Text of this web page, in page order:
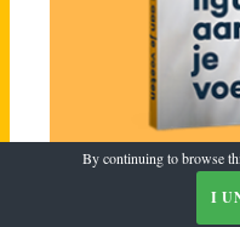
By continuing to browse
I